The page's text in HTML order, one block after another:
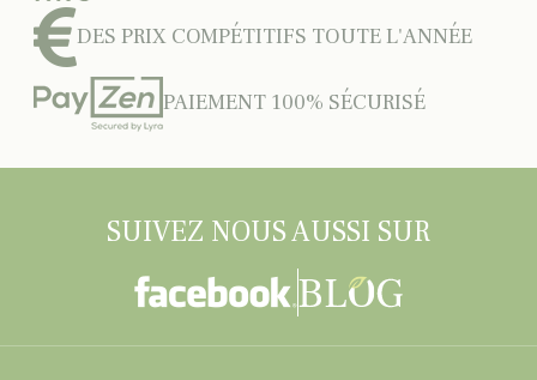
DES PRIX COMPÉTITIFS TOUTE L'ANNÉE
PAIEMENT 100% SÉCURISÉ
SUIVEZ NOUS AUSSI SUR